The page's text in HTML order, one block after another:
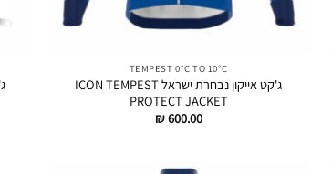
TEMPEST 0°C TO 10°C
ג'קט אייקון נבחרת ישראל ICON TEMPEST
PROTECT JACKET
₪600.00